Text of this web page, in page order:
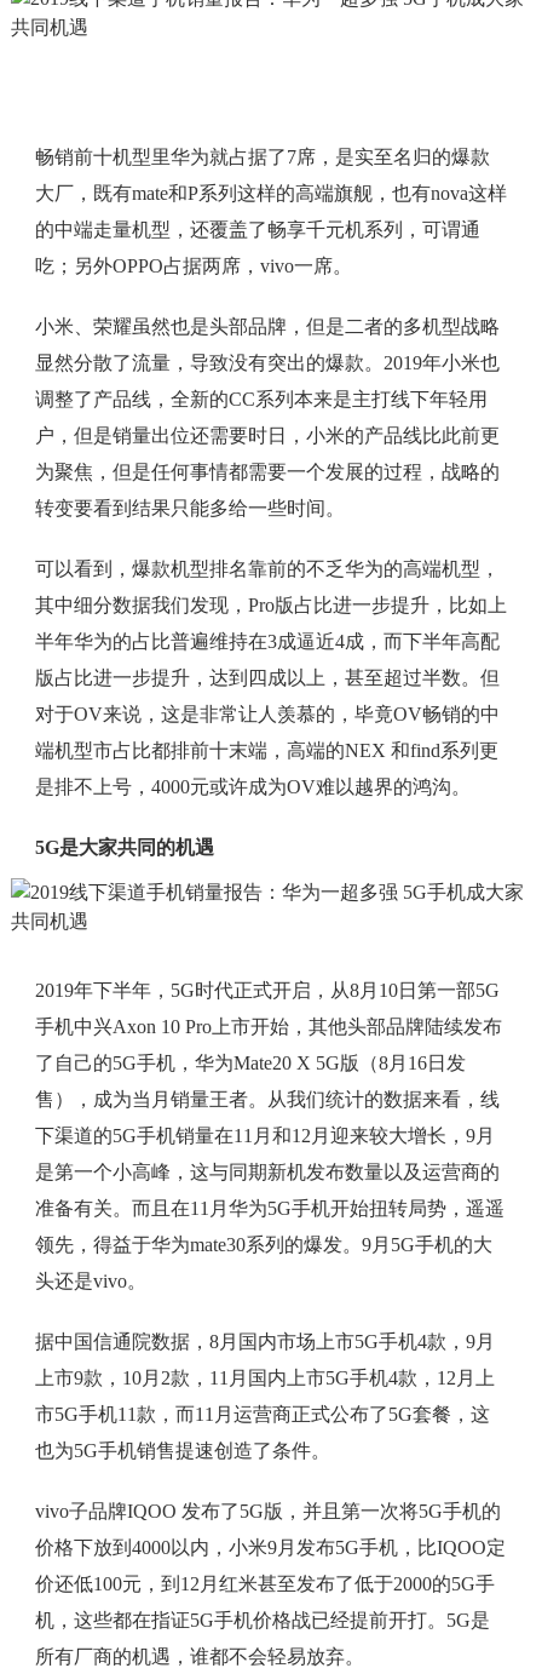
畅销前十机型里华为就占据了7席，是实至名归的爆款
大厂，既有mate和P系列这样的高端旗舰，也有nova这样
的中端走量机型，还覆盖了畅享千元机系列，可谓通
吃；另外OPPO占据两席，vivo一席。
小米、荣耀虽然也是头部品牌，但是二者的多机型战略
显然分散了流量，导致没有突出的爆款。2019年小米也
调整了产品线，全新的CC系列本来是主打线下年轻用
户，但是销量出位还需要时日，小米的产品线比此前更
为聚焦，但是任何事情都需要一个发展的过程，战略的
转变要看到结果只能多给一些时间。
可以看到，爆款机型排名靠前的不乏华为的高端机型，
其中细分数据我们发现，Pro版占比进一步提升，比如上
半年华为的占比普遍维持在3成逼近4成，而下半年高配
版占比进一步提升，达到四成以上，甚至超过半数。但
对于OV来说，这是非常让人羡慕的，毕竟OV畅销的中
端机型市占比都排前十末端，高端的NEX 和find系列更
是排不上号，4000元或许成为OV难以越界的鸿沟。
5G是大家共同的机遇
2019年下半年，5G时代正式开启，从8月10日第一部5G
手机中兴Axon 10 Pro上市开始，其他头部品牌陆续发布
了自己的5G手机，华为Mate20 X 5G版（8月16日发
售），成为当月销量王者。从我们统计的数据来看，线
下渠道的5G手机销量在11月和12月迎来较大增长，9月
是第一个小高峰，这与同期新机发布数量以及运营商的
准备有关。而且在11月华为5G手机开始扭转局势，遥遥
领先，得益于华为mate30系列的爆发。9月5G手机的大
头还是vivo。
据中国信通院数据，8月国内市场上市5G手机4款，9月
上市9款，10月2款，11月国内上市5G手机4款，12月上
市5G手机11款，而11月运营商正式公布了5G套餐，这
也为5G手机销售提速创造了条件。
vivo子品牌IQOO 发布了5G版，并且第一次将5G手机的
价格下放到4000以内，小米9月发布5G手机，比IQOO定
价还低100元，到12月红米甚至发布了低于2000的5G手
机，这些都在指证5G手机价格战已经提前开打。5G是
所有厂商的机遇，谁都不会轻易放弃。